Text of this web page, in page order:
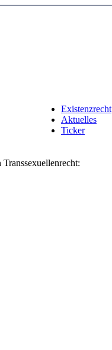
Existenzrecht
Aktuelles
Ticker